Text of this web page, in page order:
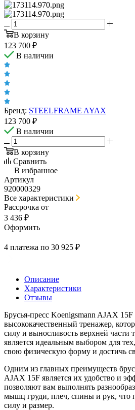
В корзину
123 700 ₽
В наличии
Бренд: STEELFRAME AYAX
123 700 ₽
В наличии
В корзину
Сравнить
В избранное
Артикул
920000329
Все характеристики
Рассрочка от
3 436 ₽
Оформить
4 платежа по 30 925 ₽
Описание
Характеристики
Отзывы
Брусья-пресс Koenigsmann AJAX 15F
высококачественный тренажер,
силу и выносливость верхней части
является идеальным выбором для
свою физическую форму и достичь
Одним из главных преимуществ
AJAX 15F является их удобство и
позволяют вам выполнять
мышц груди, плеч, спины и рук, что
силу и размер.